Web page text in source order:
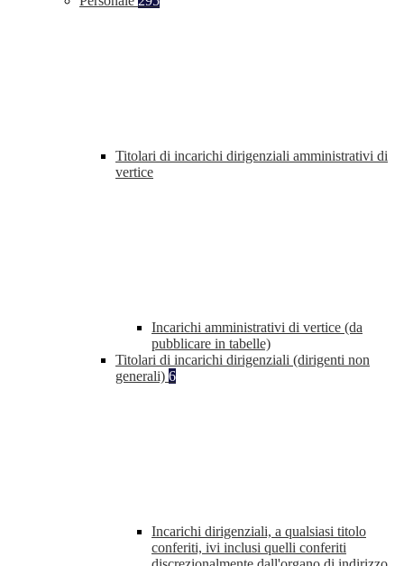
Titolari di incarichi dirigenziali amministrativi di
vertice
Incarichi amministrativi di vertice (da
pubblicare in tabelle)
Titolari di incarichi dirigenziali (dirigenti non
generali) 6
Incarichi dirigenziali, a qualsiasi titolo
conferiti, ivi inclusi quelli conferiti